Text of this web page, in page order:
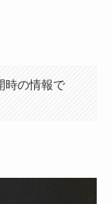
時の情報で